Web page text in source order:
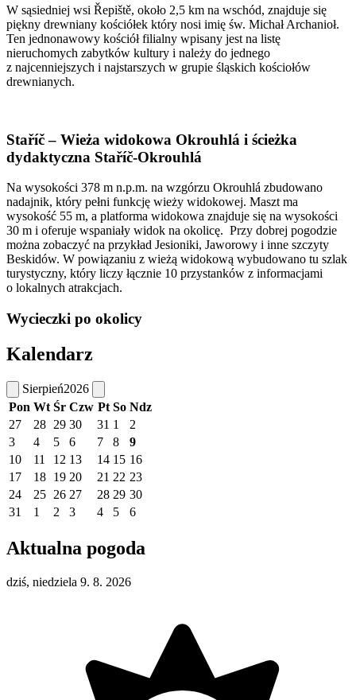
W sąsiedniej wsi Řepiště, około 2,5 km na wschód, znajduje się
piękny drewniany kościółek który nosi imię św. Michał Archanioł.
Ten jednonawowy kościół filialny wpisany jest na listę
nieruchomych zabytków kultury i należy do jednego
z najcenniejszych i najstarszych w grupie śląskich kościołów
drewnianych.
Staříč – Wieża widokowa Okrouhlá i ścieżka
dydaktyczna Staříč-Okrouhlá
Na wysokości 378 m n.p.m. na wzgórzu Okrouhlá zbudowano
nadajnik, który pełni funkcję wieży widokowej. Maszt ma
wysokość 55 m, a platforma widokowa znajduje się na wysokości
30 m i oferuje wspaniały widok na okolicę. Przy dobrej pogodzie
można zobaczyć na przykład Jesioniki, Jaworowy i inne szczyty
Beskidów. W powiązaniu z wieżą widokową wybudowano tu szlak
turystyczny, który liczy łącznie 10 przystanków z informacjami
o lokalnych atrakcjach.
Wycieczki po okolicy
Kalendarz
Sierpień2026
Pon Wt Śr Czw Pt So Ndz
27
28 29 30 31 1
2
3
4 5 6 7 8
9
10
11 12 13 14 15 16
17
18 19 20 21 22 23
24
25 26 27 28 29 30
31
1 2 3 4 5 6
Aktualna pogoda
dziś, niedziela 9. 8. 2026